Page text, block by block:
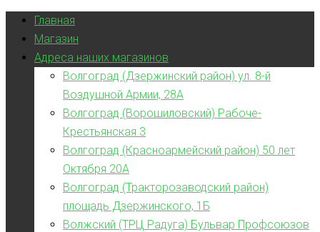
Главная
Магазин
Адреса наших магазинов
Волгоград (Дзержинский район) ул. 8-й
Воздушной Армии, 28А
Волгоград (Ворошиловский) Рабоче-
Крестьянская 3
Волгоград (Красноармейский район) 50 лет
Октября 20А
Волгоград (Тракторозаводский район)
площадь Дзержинского, 1Б
Волжский (ТРЦ Радуга) Бульвар Профсоюзов